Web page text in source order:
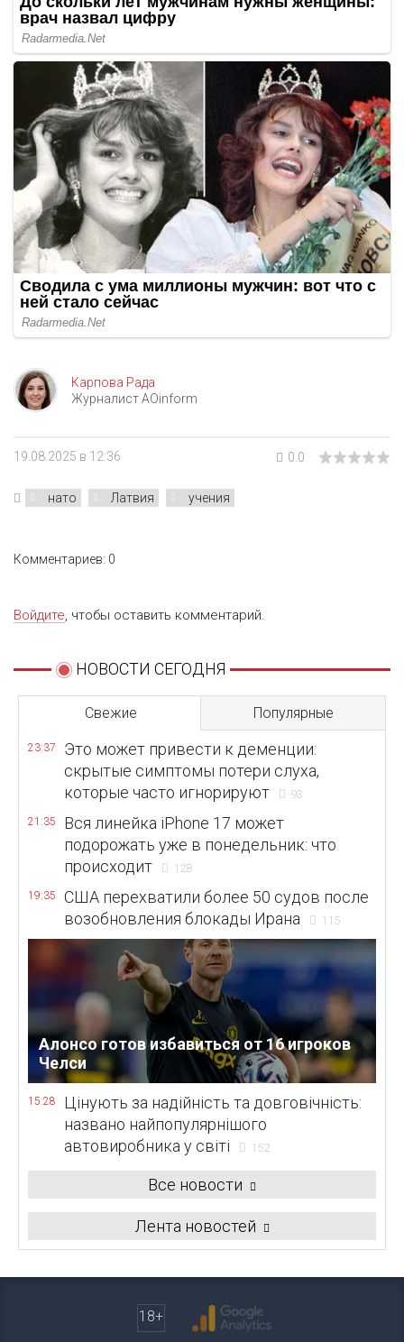
Карпова Рада
Журналист AOinform
19.08.2025 в 12:36 0.0
нато Латвия учения
Комментариев: 0
Войдите, чтобы оставить комментарий.
НОВОСТИ СЕГОДНЯ
Свежие Популярные
23:37
Это может привести к деменции:
скрытые симптомы потери слуха,
которые часто игнорируют
93
21:35
Вся линейка iPhone 17 может
подорожать уже в понедельник: что
происходит
128
19:35
США перехватили более 50 судов после
возобновления блокады Ирана
115
Алонсо готов избавиться от 16 игроков
Челси
15:28
Цінують за надійність та довговічність:
названо найпопулярнішого
автовиробника у світі
152
Все новости
Лента новостей
18+